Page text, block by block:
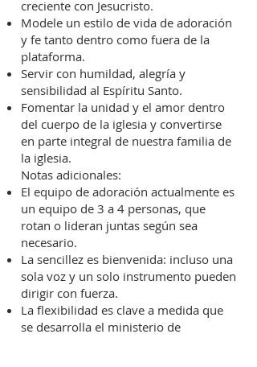
creciente con Jesucristo.
Modele un estilo de vida de adoración
y fe tanto dentro como fuera de la
plataforma.
Servir con humildad, alegría y
sensibilidad al Espíritu Santo.
Fomentar la unidad y el amor dentro
del cuerpo de la iglesia y convertirse
en parte integral de nuestra familia de
la iglesia.
Notas adicionales:
El equipo de adoración actualmente es
un equipo de 3 a 4 personas, que
rotan o lideran juntas según sea
necesario.
La sencillez es bienvenida: incluso una
sola voz y un solo instrumento pueden
dirigir con fuerza.
La flexibilidad es clave a medida que
se desarrolla el ministerio de